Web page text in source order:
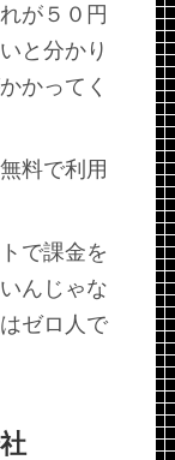
が５０円
と分かり
かってく
料で利用
で課金を
んじゃな
ゼロ人で